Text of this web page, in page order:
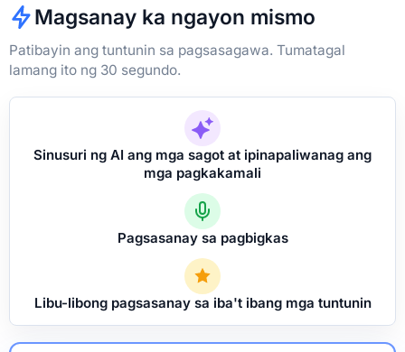
Magsanay ka ngayon mismo
Patibayin ang tuntunin sa pagsasagawa. Tumatagal
lamang ito ng 30 segundo.
Sinusuri ng AI ang mga sagot at ipinapaliwanag ang
mga pagkakamali
Pagsasanay sa pagbigkas
Libu-libong pagsasanay sa iba't ibang mga tuntunin